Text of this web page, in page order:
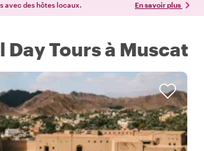
avec des hôtes locaux. En savoir plus
Day Tours à Muscat